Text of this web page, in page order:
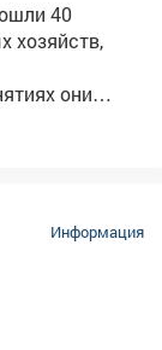
40
хозяйств,
для
фермера»
кто
каждого
Информация